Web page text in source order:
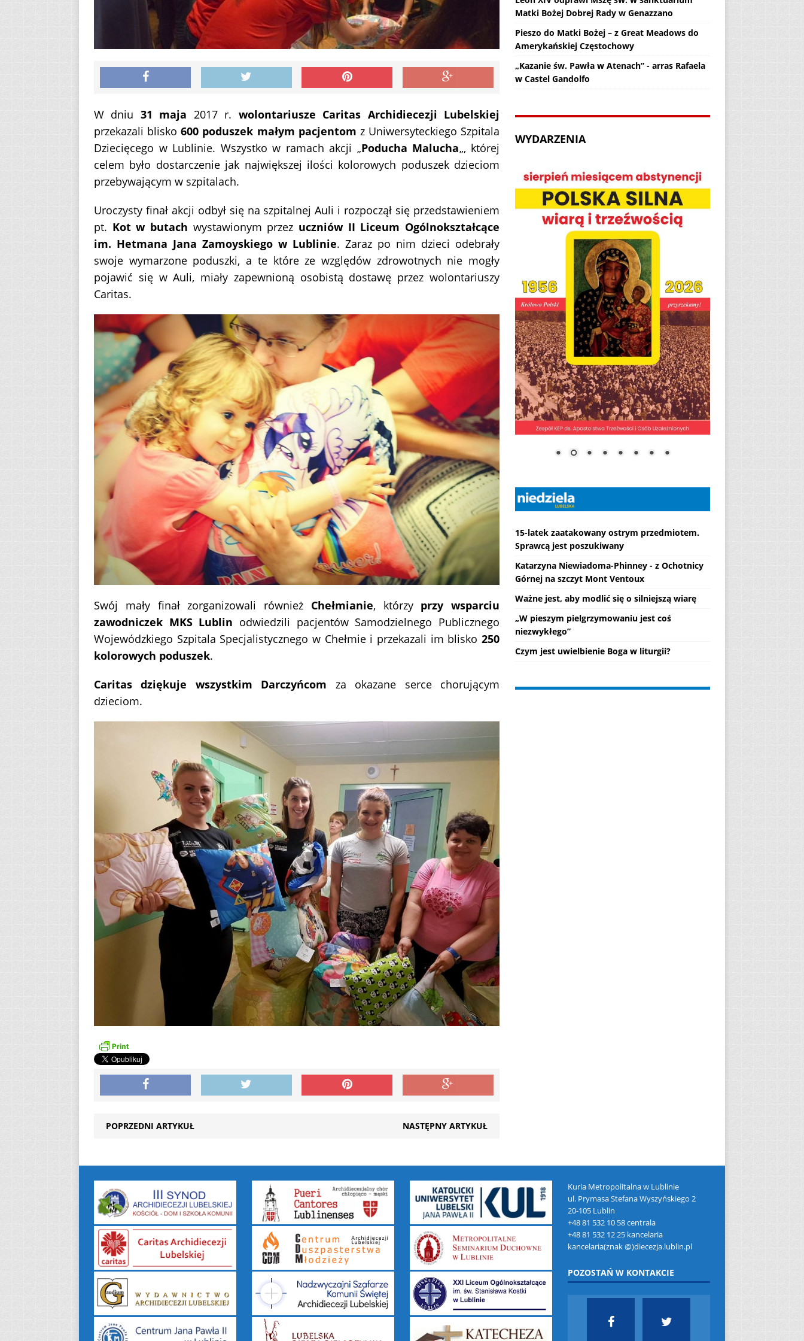
W dniu 31 maja 2017 r. wolontariusze Caritas Archidiecezji Lubelskiej
przekazali blisko600 poduszek małym pacjentom z Uniwersyteckiego Szpitala
Dziecięcego w Lublinie. Wszystko w ramach akcji „Poducha Malucha„, której
celem było dostarczenie jak największej ilości kolorowych poduszek dzieciom
przebywającym w szpitalach.
Uroczysty finał akcji odbył się na szpitalnej Auli i rozpoczął się przedstawieniem
pt. Kot w butach wystawionym przez uczniów II Liceum Ogólnokształcące
im. Hetmana Jana Zamoyskiego w Lublinie. Zaraz po nim dzieci odebrały
swoje wymarzone poduszki, a te które ze względów zdrowotnych nie mogły
pojawić się w Auli, miały zapewnioną osobistą dostawę przez wolontariuszy
Caritas.
Swój mały finał zorganizowali również Chełmianie, którzy przy wsparciu
zawodniczek MKS Lublin odwiedzili pacjentów Samodzielnego Publicznego
Wojewódzkiego Szpitala Specjalistycznego w Chełmie i przekazali im blisko250
kolorowych poduszek.
Caritas dziękuje wszystkim Darczyńcom za okazane serce chorującym
dzieciom.
POPRZEDNI ARTYKUŁ NASTĘPNY ARTYKUŁ
Matki Bożej Dobrej Rady w Genazzano
Pieszo do Matki Bożej – z Great Meadows do
Amerykańskiej Częstochowy
„Kazanie św. Pawła w Atenach” - arras Rafaela
w Castel Gandolfo
WYDARZENIA
15-latek zaatakowany ostrym przedmiotem.
Sprawcą jest poszukiwany
Katarzyna Niewiadoma-Phinney - z Ochotnicy
Górnej na szczyt Mont Ventoux
Ważne jest, aby modlić się o silniejszą wiarę
„W pieszym pielgrzymowaniu jest coś
niezwykłego”
Czym jest uwielbienie Boga w liturgii?
Kuria Metropolitalna w Lublinie
ul. Prymasa Stefana Wyszyńskiego 2
20-105 Lublin
+48 81 532 10 58 centrala
+48 81 532 12 25 kancelaria
kancelaria(znak @)diecezja.lublin.pl
POZOSTAŃ W KONTAKCIE